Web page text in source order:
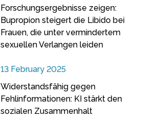
Forschungsergebnisse zeigen:
Bupropion steigert die Libido bei
Frauen, die unter vermindertem
sexuellen Verlangen leiden
13 February 2025
Widerstandsfähig gegen
Fehlinformationen: KI stärkt den
sozialen Zusammenhalt